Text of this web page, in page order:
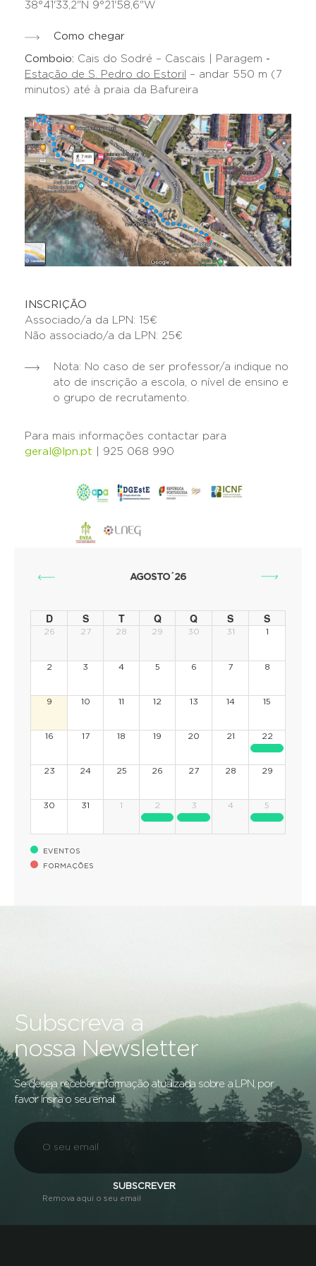
38°41'33,2"N 9°21'58,6"W
Como chegar
Comboio: Cais do Sodré – Cascais | Paragem -
Estação de S. Pedro do Estoril
– andar 550 m (7
minutos) até à praia da Bafureira
INSCRIÇÃO
Associado/a da LPN: 15€
Não associado/a da LPN: 25€
Nota: No caso de ser professor/a indique no
ato de inscrição a escola, o nível de ensino e
o grupo de recrutamento.
Para mais informações contactar para
geral@lpn.pt | 925 068 990
AGOSTO´26
D S T Q Q S S
26 27 28 29 30 31 1
2 3 4 5 6 7 8
9 10 11 12 13 14 15
16 17 18 19 20 21 22
23 24 25 26 27 28 29
30 31 1 2 3 4 5
EVENTOS
FORMAÇÕES
Subscreva a
nossa Newsletter
Se deseja receber informação atualizada sobre a LPN, por
favor insira o seu email:
SUBSCREVER
Remova aqui o seu email